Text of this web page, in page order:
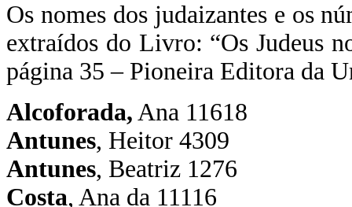
Os nomes dos judaizantes e os
extraídos do Livro: “Os Judeus
página 35 – Pioneira Editora da
Alcoforada, Ana 11618
Antunes, Heitor 4309
Antunes, Beatriz 1276
Costa, Ana da 11116